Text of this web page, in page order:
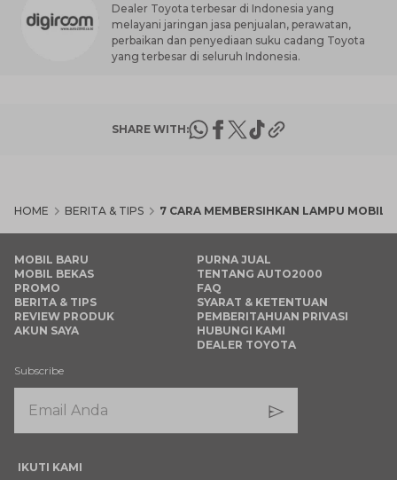
Dealer Toyota terbesar di Indonesia yang
melayani jaringan jasa penjualan, perawatan,
perbaikan dan penyediaan suku cadang Toyota
yang terbesar di seluruh Indonesia.
SHARE WITH:
HOME BERITA & TIPS 7 CARA MEMBERSIHKAN LAMPU MOBIL
MOBIL BARU
MOBIL BEKAS
PROMO
BERITA & TIPS
REVIEW PRODUK
AKUN SAYA
PURNA JUAL
TENTANG AUTO2000
FAQ
SYARAT & KETENTUAN
PEMBERITAHUAN PRIVASI
HUBUNGI KAMI
DEALER TOYOTA
Subscribe
IKUTI KAMI